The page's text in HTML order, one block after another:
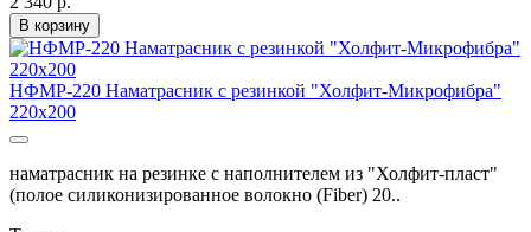
В корзину
НФМР-220 Наматрасник с резинкой "Холфит-Микрофибра"
220х200
наматрасник на резинке с наполнителем из "Холфит-пласт"
(полое силиконизированное волокно (Fiber) 20..